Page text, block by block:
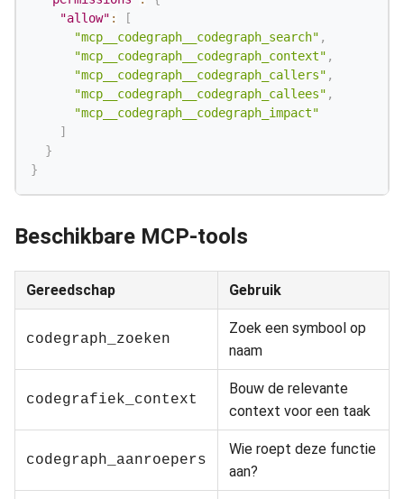
"allow" :
[
"mcp__codegraph__codegraph_search" ,
"mcp__codegraph__codegraph_context" ,
"mcp__codegraph__codegraph_callers" ,
"mcp__codegraph__codegraph_callees" ,
"mcp__codegraph__codegraph_impact"
]
}
}
Beschikbare MCP-tools
Gereedschap Gebruik
codegraph_zoeken
Zoek een symbool op
naam
codegrafiek_context
Bouw de relevante
context voor een taak
codegraph_aanroepers
Wie roept deze functie
aan?